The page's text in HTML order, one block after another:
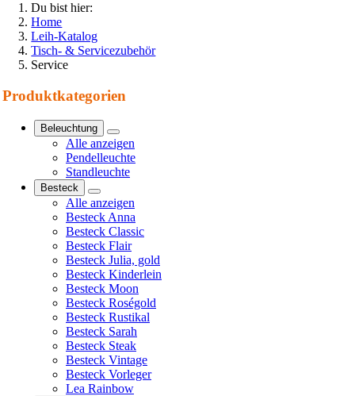
Du bist hier:
Home
Leih-Katalog
Tisch- & Servicezubehör
Service
Produkt­kategorien
Beleuchtung
Alle anzeigen
Pendelleuchte
Standleuchte
Besteck
Alle anzeigen
Besteck Anna
Besteck Classic
Besteck Flair
Besteck Julia, gold
Besteck Kinderlein
Besteck Moon
Besteck Roségold
Besteck Rustikal
Besteck Sarah
Besteck Steak
Besteck Vintage
Besteck Vorleger
Lea Rainbow